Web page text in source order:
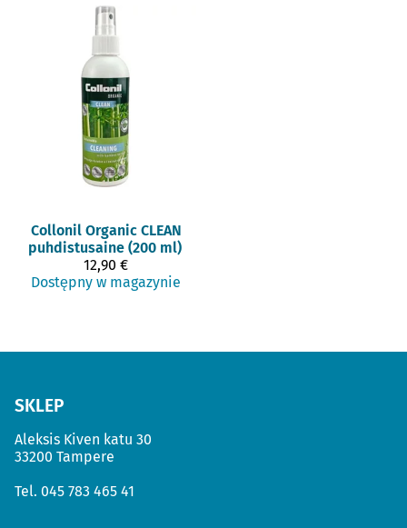
Collonil Organic CLEAN
puhdistusaine (200 ml)
12,90 €
Dostępny w magazynie
SKLEP
Aleksis Kiven katu 30
33200 Tampere
Tel. 045 783 465 41